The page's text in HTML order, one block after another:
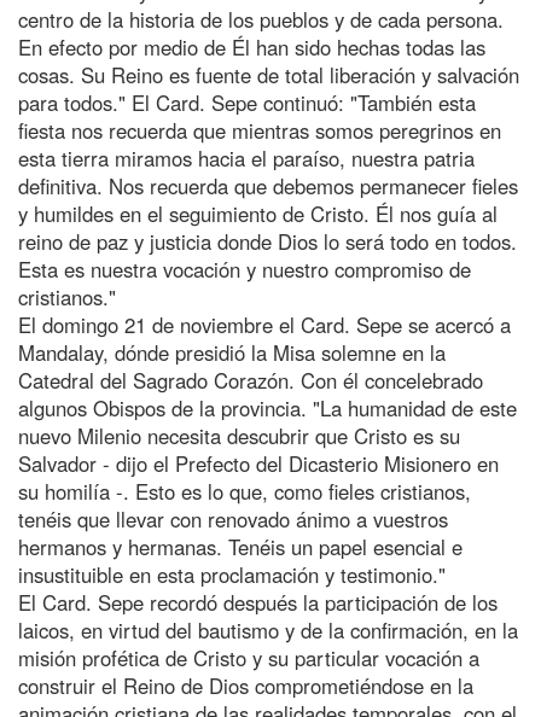
centro de la historia de los pueblos y de cada persona.
En efecto por medio de Él han sido hechas todas las
cosas. Su Reino es fuente de total liberación y salvación
para todos." El Card. Sepe continuó: "También esta
fiesta nos recuerda que mientras somos peregrinos en
esta tierra miramos hacia el paraíso, nuestra patria
definitiva. Nos recuerda que debemos permanecer fieles
y humildes en el seguimiento de Cristo. Él nos guía al
reino de paz y justicia donde Dios lo será todo en todos.
Esta es nuestra vocación y nuestro compromiso de
cristianos."
El domingo 21 de noviembre el Card. Sepe se acercó a
Mandalay, dónde presidió la Misa solemne en la
Catedral del Sagrado Corazón. Con él concelebrado
algunos Obispos de la provincia. "La humanidad de este
nuevo Milenio necesita descubrir que Cristo es su
Salvador - dijo el Prefecto del Dicasterio Misionero en
su homilía -. Esto es lo que, como fieles cristianos,
tenéis que llevar con renovado ánimo a vuestros
hermanos y hermanas. Tenéis un papel esencial e
insustituible en esta proclamación y testimonio."
El Card. Sepe recordó después la participación de los
laicos, en virtud del bautismo y de la confirmación, en la
misión profética de Cristo y su particular vocación a
construir el Reino de Dios comprometiéndose en la